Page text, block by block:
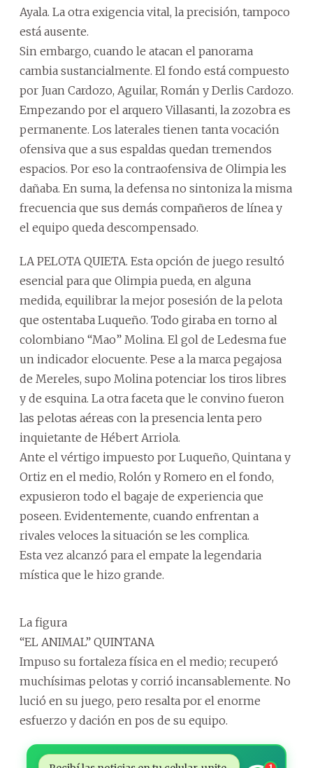
Ayala. La otra exigencia vital, la precisión, tampoco
está ausente.
Sin embargo, cuando le atacan el panorama
cambia sustancialmente. El fondo está compuesto
por Juan Cardozo, Aguilar, Román y Derlis Cardozo.
Empezando por el arquero Villasanti, la zozobra es
permanente. Los laterales tienen tanta vocación
ofensiva que a sus espaldas quedan tremendos
espacios. Por eso la contraofensiva de Olimpia les
dañaba. En suma, la defensa no sintoniza la misma
frecuencia que sus demás compañeros de línea y
el equipo queda descompensado.
LA PELOTA QUIETA. Esta opción de juego resultó
esencial para que Olimpia pueda, en alguna
medida, equilibrar la mejor posesión de la pelota
que ostentaba Luqueño. Todo giraba en torno al
colombiano “Mao” Molina. El gol de Ledesma fue
un indicador elocuente. Pese a la marca pegajosa
de Mereles, supo Molina potenciar los tiros libres
y de esquina. La otra faceta que le convino fueron
las pelotas aéreas con la presencia lenta pero
inquietante de Hébert Arriola.
Ante el vértigo impuesto por Luqueño, Quintana y
Ortiz en el medio, Rolón y Romero en el fondo,
expusieron todo el bagaje de experiencia que
poseen. Evidentemente, cuando enfrentan a
rivales veloces la situación se les complica.
Esta vez alcanzó para el empate la legendaria
mística que le hizo grande.
La figura
“EL ANIMAL” QUINTANA
Impuso su fortaleza física en el medio; recuperó
muchísimas pelotas y corrió incansablemente. No
lució en su juego, pero resalta por el enorme
esfuerzo y dación en pos de su equipo.